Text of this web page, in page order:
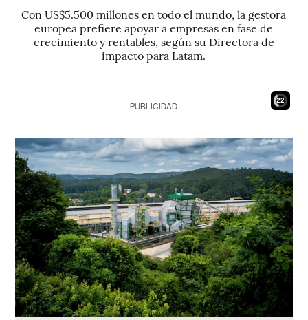
Con US$5.500 millones en todo el mundo, la gestora
europea prefiere apoyar a empresas en fase de
crecimiento y rentables, según su Directora de
impacto para Latam.
20
PUBLICIDAD